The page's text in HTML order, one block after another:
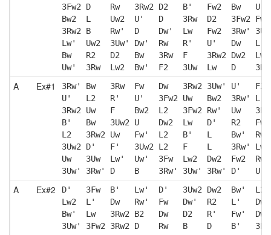
3Fw2 D    Rw   3Rw2 D2   B'   Fw2  Bw
Bw2  L    Uw2  U'   D    3Rw  D2   3Fw2
3Rw2 B    Rw'  D    Dw'  Lw   Fw2  3Rw'
Lw'  Uw2  3Uw' Dw'  Rw   R'   U'   Dw
Bw   R2   D2   Bw   3Rw  F    3Rw2 Dw2
Uw'  3Rw  Lw2  Bw'  F2   3Uw  Lw   D
A Ex#1
3Rw' Bw   3Rw  Fw   Dw   3Rw2 3Uw' U'
U'   L2   R'   U'   3Fw2 Uw   Bw2  3Rw'
3Rw2 Uw   F    Bw2  L2   3Fw2 Rw'  Uw
B'   Bw   3Uw2 U    Dw2  Lw   D'   R2
L2   3Rw2 Uw   Fw'  L2   B'   L    Bw'
3Uw2 D'   F'   3Uw2 L2   F    L    3Rw'
Uw   3Uw  Lw'  Uw'  3Fw  Lw2  Dw2  Fw2
3Uw' 3Rw' D    B    3Rw' 3Uw' 3Rw' D'   U
A Ex#2
D'   3Fw  B'   Lw'  D'   3Uw2 Dw2  Bw'  L2
Lw2  L'   Dw   Rw'  Fw   Dw'  R2   L'   Dw'
Bw'  Lw   3Rw2 B2   Dw   D2   R'   Fw'
3Uw' 3Fw2 3Rw2 D    Rw   B    D    B'